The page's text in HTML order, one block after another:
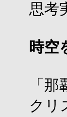
思考
時空
「
クリ